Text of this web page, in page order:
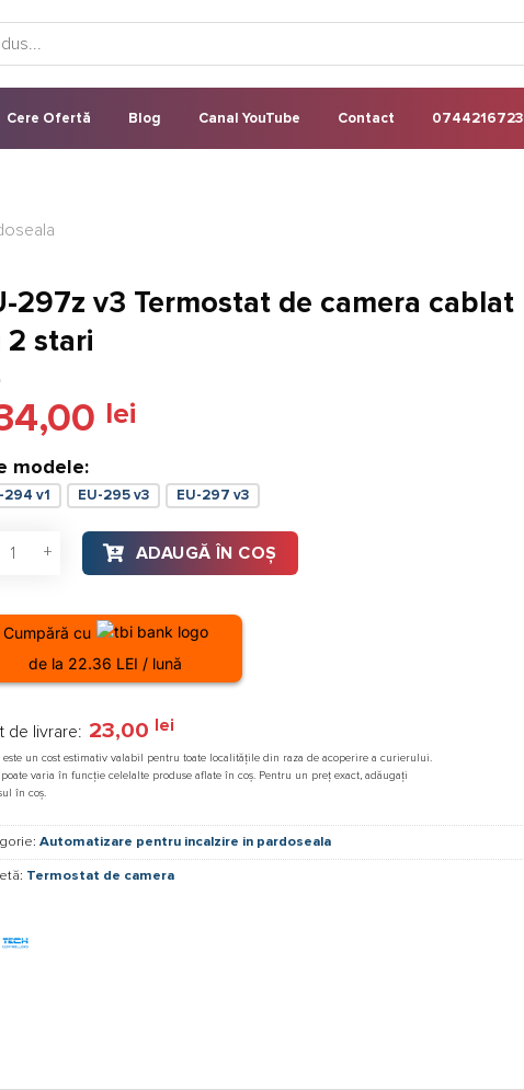
Cere Ofertă Blog Canal YouTube Contact 0744216723
297z v3 Termostat de camera cablat
2 stari
lei
modele:
294 v1 EU-295 v3 EU-297 v3
EU-297z v3 Termostat de camera cablat cu 2 stari
ADAUGĂ ÎN COȘ
Cumpără cu
de la 22.36 LEI / lună
de livrare: 23,00 lei
este un cost estimativ valabil pentru toate localitățile din raza de acoperire a curierului.
varia în funcție celelalte produse aflate în coș. Pentru un preț exact, adăugați
în coș.
Automatizare pentru incalzire in pardoseala
Termostat de camera